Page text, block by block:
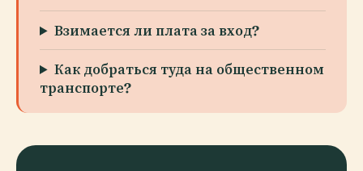
Взимается ли плата за вход?
Как добраться туда на общественном
транспорте?